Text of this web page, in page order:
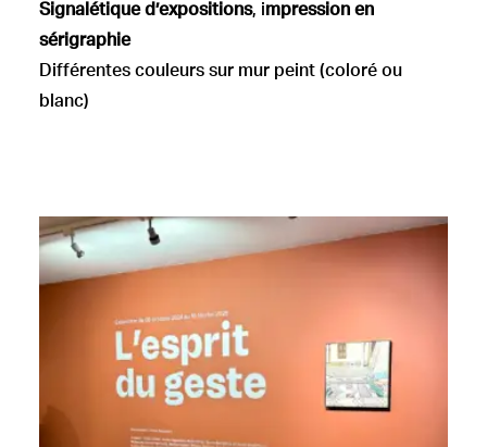
Signalétique d’expositions, impression en
sérigraphie
Différentes couleurs sur mur peint (coloré ou
blanc)